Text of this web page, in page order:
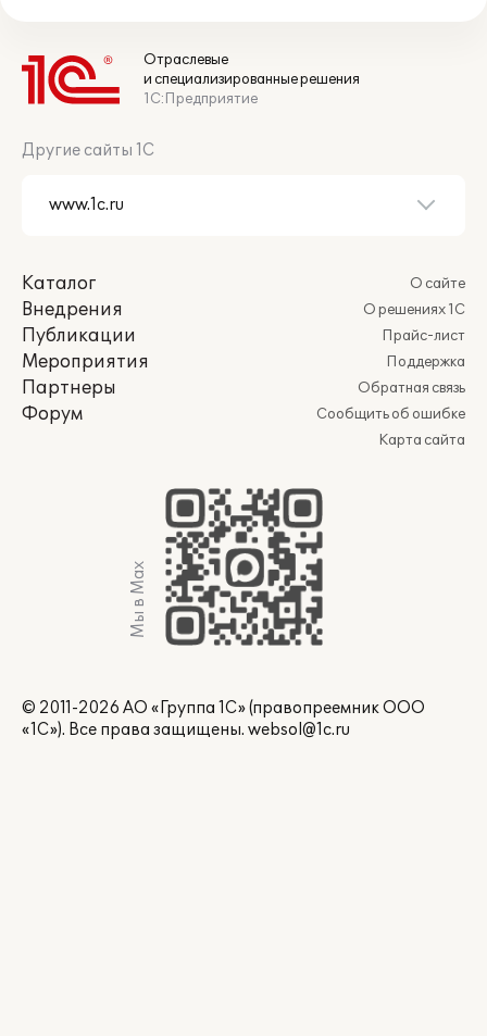
Отраслевые
и специализированные решения
1С:Предприятие
Другие сайты 1С
Каталог
Внедрения
Публикации
Мероприятия
Партнеры
Форум
О сайте
О решениях 1С
Прайс-лист
Поддержка
Обратная связь
Сообщить об ошибке
Карта сайта
Мы в Max
© 2011-2026 АО «Группа 1С» (правопреемник ООО
«1С»). Все права защищены. websol@1c.ru